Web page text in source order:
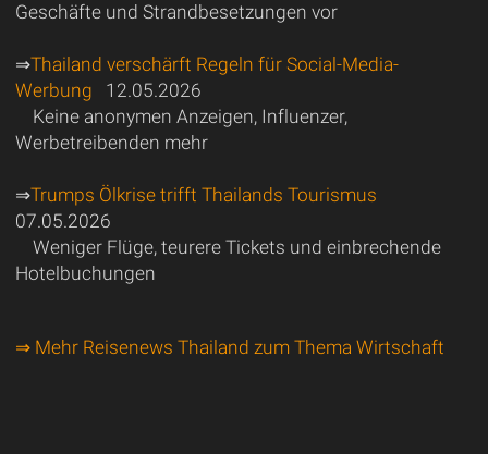
Geschäfte und Strandbesetzungen vor
⇒Thailand verschärft Regeln für Social-Media-
Werbung 12.05.2026
Keine anonymen Anzeigen, Influenzer,
Werbetreibenden mehr
⇒Trumps Ölkrise trifft Thailands Tourismus
07.05.2026
Weniger Flüge, teurere Tickets und einbrechende
Hotelbuchungen
⇒ Mehr Reisenews Thailand zum Thema Wirtschaft